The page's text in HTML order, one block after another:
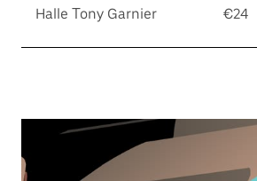
Halle Tony Garnier €24